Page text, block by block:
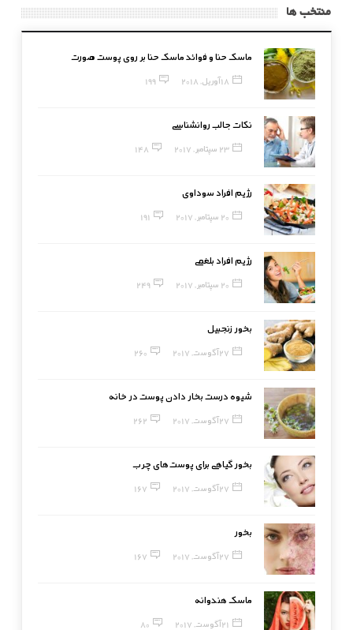
منتخب ها
ماسک حنا و فوائد ماسک حنا بر روی پوست صورت
18 آوریل, 2018 199
نکات جالب روانشناسی
23 سپتامبر, 2017 148
رژیم افراد سوداوی
20 سپتامبر, 2017 191
رژیم افراد بلغمی
20 سپتامبر, 2017 249
بخور زنجبیل
27 آگوست, 2017 260
شیوه درست بخار دادن پوست در خانه
27 آگوست, 2017 262
بخور گیاهی برای پوست‌های چرب
27 آگوست, 2017 167
بخور
27 آگوست, 2017 167
ماسک هندوانه
21 آگوست, 2017 80